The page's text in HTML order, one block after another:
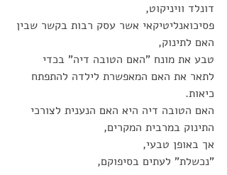
דונלד וויניקוט,
פסיכואנליטיקאי אשר עסק רבות בקשר שבין
האם לתינוק,
טבע את מונח "האם הטובה דיה" בכדי
לתאר את האם המאפשרת לילדה להתפתח
כיאות.
האם הטובה דיה היא האם הנענית לצורכי
התינוק במרבית המקרים,
אך באופן טבעי,
"נכשלת" לעתים בסיפוקם,